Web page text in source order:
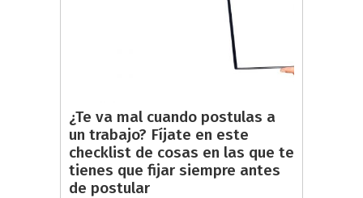
¿Te va mal cuando postulas a
un trabajo? Fíjate en este
checklist de cosas en las que te
tienes que fijar siempre antes
de postular